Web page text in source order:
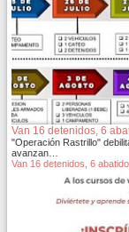
Van 16 detenidos, 6
"Operación Rastrillo"
avanzan…
Van 16 detenidos, 6